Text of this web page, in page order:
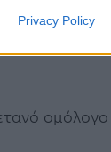
Privacy Policy
ομόλογο